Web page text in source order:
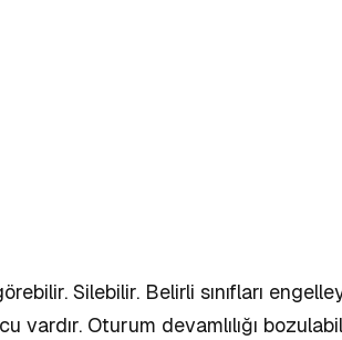
Silebilir. Belirli sınıfları
Oturum devamlılığı